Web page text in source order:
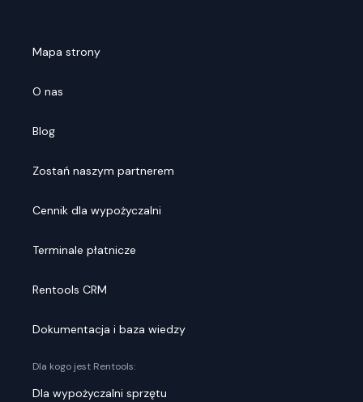
Mapa strony
O nas
Blog
Zostań naszym partnerem
Cennik dla wypożyczalni
Terminale płatnicze
Rentools CRM
Dokumentacja i baza wiedzy
Dla kogo jest Rentools:
Dla wypożyczalni sprzętu